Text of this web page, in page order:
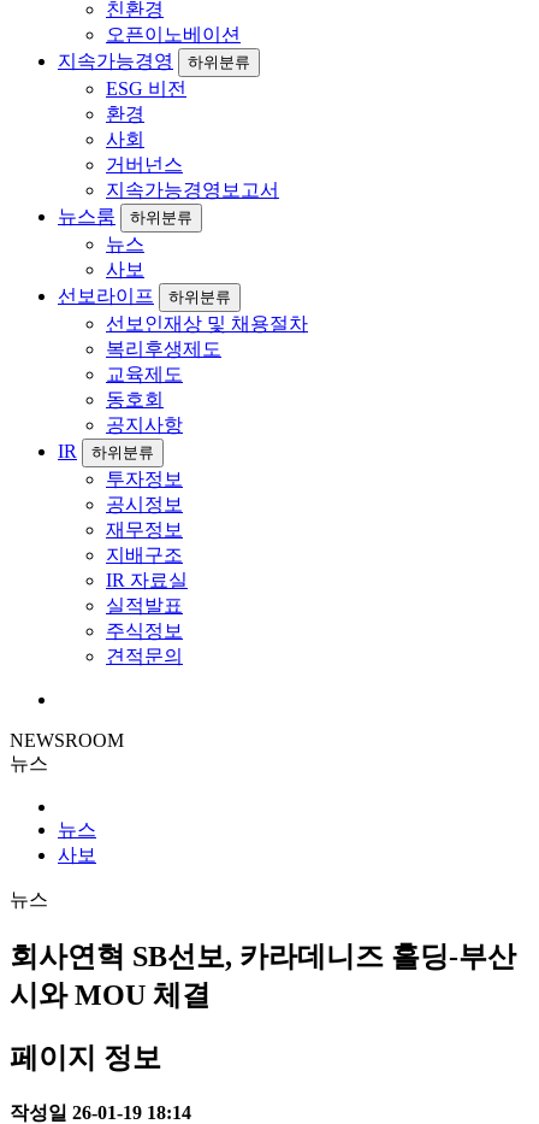
친환경
오픈이노베이션
지속가능경영
하위분류
ESG 비전
환경
사회
거버넌스
지속가능경영보고서
뉴스룸
하위분류
뉴스
사보
선보라이프
하위분류
선보인재상 및 채용절차
복리후생제도
교육제도
동호회
공지사항
IR
하위분류
투자정보
공시정보
재무정보
지배구조
IR 자료실
실적발표
주식정보
견적문의
NEWSROOM
뉴스
뉴스
사보
뉴스
회사연혁 SB선보, 카라데니즈 홀딩-부산
시와 MOU 체결
페이지 정보
작성일 26-01-19 18:14